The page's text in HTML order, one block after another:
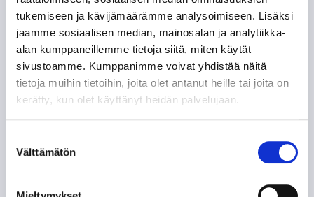
tukemiseen ja kävijämäärämme analysoimiseen. Lisäksi
jaamme sosiaalisen median, mainosalan ja analytiikka-
alan kumppaneillemme tietoja siitä, miten käytät
sivustoamme. Kumppanimme voivat yhdistää näitä
tietoja muihin tietoihin, joita olet antanut heille tai joita on
kerätty, kun olet käyttänyt heidän palvelujaan.
valinta
Välttämätön
ja hyväksyn
henkilötietojeni käsittelyn
TILAA SÄHKÖPOSTIISI